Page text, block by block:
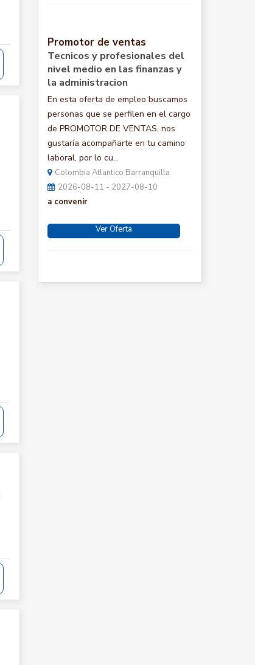
Promotor de ventas
Tecnicos y profesionales del
nivel medio en las finanzas y
la administracion
En esta oferta de empleo buscamos
personas que se perfilen en el cargo
de PROMOTOR DE VENTAS, nos
gustaría acompañarte en tu camino
laboral, por lo cu...
Colombia Atlantico Barranquilla
2026-08-11 - 2027-08-10
a convenir
Ver Oferta